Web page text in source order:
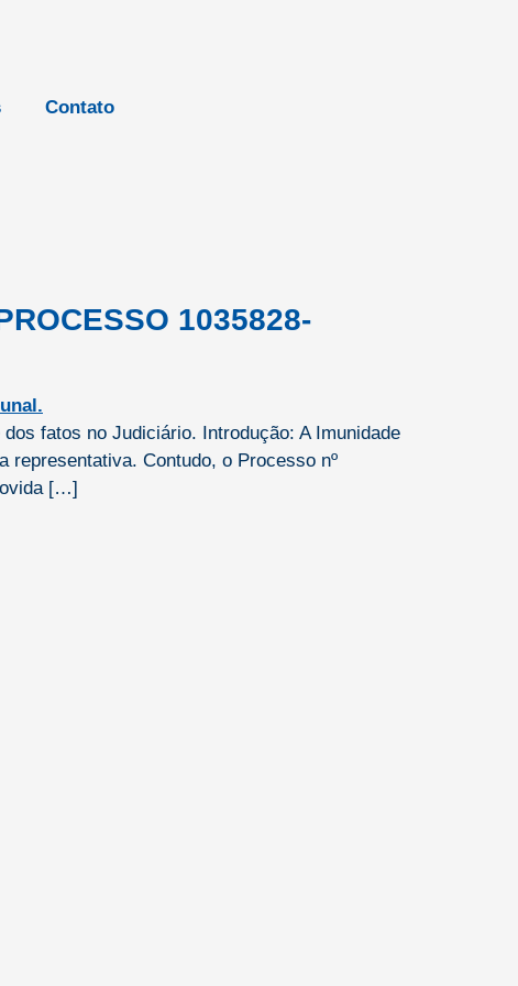
Contato
1035828-
fatos no Judiciário. Introdução: A Imunidade
representativa. Contudo, o Processo nº
[…]